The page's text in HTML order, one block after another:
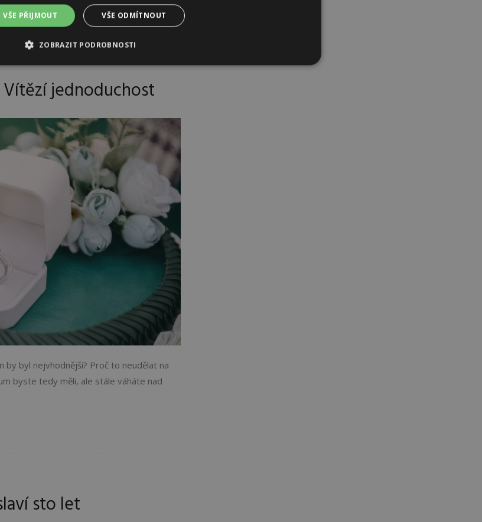
jednoduchost
byl nejvhodnější? Proč to neudělat na
byste tedy měli, ale stále váháte nad
sto let
VŠE PŘIJMOUT VŠE ODMÍTNOUT
ZOBRAZIT PODROBNOSTI